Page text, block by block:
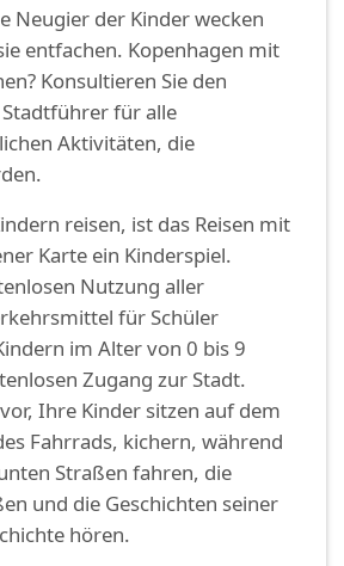
Neugier der Kinder wecken
entfachen. Kopenhagen mit
Konsultieren Sie den
für alle
Aktivitäten, die
reisen, ist das Reisen mit
Karte ein Kinderspiel.
Nutzung aller
für Schüler
im Alter von 0 bis 9
Zugang zur Stadt.
Ihre Kinder sitzen auf dem
Fahrrads, kichern, während
Straßen fahren, die
und die Geschichten seiner
hören.